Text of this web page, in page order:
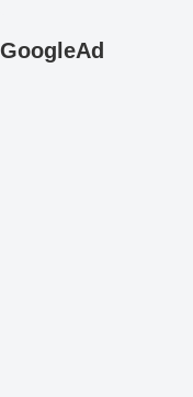
GoogleAd